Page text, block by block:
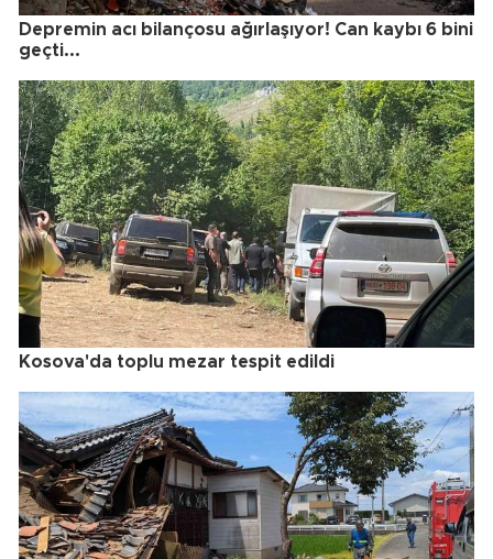
Depremin acı bilançosu ağırlaşıyor! Can kaybı 6 bini
geçti...
Kosova'da toplu mezar tespit edildi